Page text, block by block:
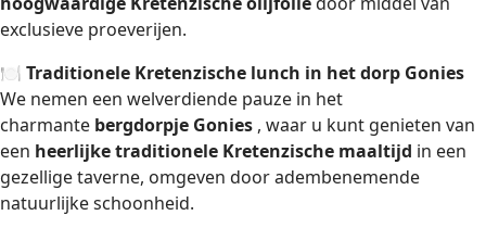
exclusieve proeverijen.
🍽 Traditionele Kretenzische lunch in het dorp Gonies
We nemen een welverdiende pauze in het
charmante bergdorpje Gonies , waar u kunt genieten van
een heerlijke traditionele Kretenzische maaltijd in een
gezellige taverne, omgeven door adembenemende
natuurlijke schoonheid.